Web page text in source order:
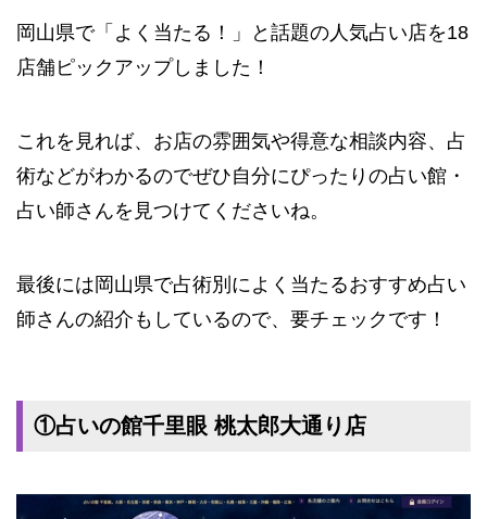
岡山県で「よく当たる！」と話題の人気占い店を18
店舗ピックアップしました！
これを見れば、お店の雰囲気や得意な相談内容、占
術などがわかるのでぜひ自分にぴったりの占い館・
占い師さんを見つけてくださいね。
最後には岡山県で占術別によく当たるおすすめ占い
師さんの紹介もしているので、要チェックです！
①占いの館千里眼 桃太郎大通り店